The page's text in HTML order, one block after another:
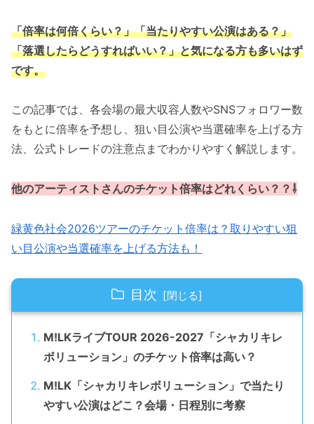
「倍率は何倍くらい？」「当たりやすい公演はある？」
「落選したらどうすればいい？」と気になる方も多いはず
です。
この記事では、各会場の最大収容人数やSNSフォロワー数
をもとに倍率を予想し、狙い目公演や当選確率を上げる方
法、公式トレードの注意点までわかりやすく解説します。
他のアーティストさんのチケット倍率はどれくらい？？⇩
緑黄色社会2026ツアーのチケット倍率は？取りやすい狙
い目公演や当選確率を上げる方法も！
目次
M!LKライブTOUR 2026-2027「シャカリキレ
ボリューション」のチケット倍率は高い？
M!LK「シャカリキレボリューション」で当たり
やすい公演はどこ？会場・日程別に考察